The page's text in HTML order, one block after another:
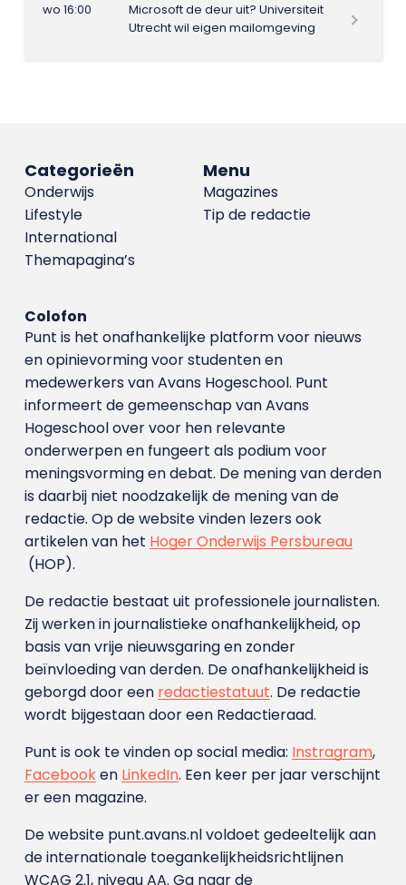
wo 16:00
Microsoft de deur uit? Universiteit
Utrecht wil eigen mailomgeving
Menu
Magazines
Tip de redactie
Categorieën
Onderwijs
Lifestyle
International
Themapagina’s
Colofon
Punt is het onafhankelijke platform voor nieuws
en opinievorming voor studenten en
medewerkers van Avans Hoge­school. Punt
informeert de gemeenschap van Avans
Hogeschool over voor hen relevante
onderwerpen en fungeert als podium voor
meningsvorming en debat. De mening van derden
is daarbij niet noodzakelijk de mening van de
redactie. Op de website vinden lezers ook
artikelen van het Hoger Onderwijs Persbureau
(HOP).
De redactie bestaat uit professionele journalisten.
Zij werken in journalistieke onafhankelijkheid, op
basis van vrije nieuwsgaring en zonder
beïnvloeding van derden. De onafhankelijkheid is
geborgd door een redactiestatuut. De redactie
wordt bijgestaan door een Redactieraad.
Punt is ook te vinden op social media: Instragram,
Facebooken LinkedIn. Een keer per jaar verschijnt
er een magazine.
De website punt.avans.nl voldoet gedeeltelijk aan
de internationale toegankelijkheidsrichtlijnen
WCAG 2.1, niveau AA. Ga naar de